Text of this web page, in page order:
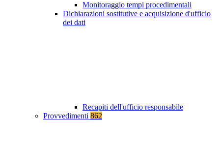
Monitoraggio tempi procedimentali
Dichiarazioni sostitutive e acquisizione d'ufficio
dei dati
Recapiti dell'ufficio responsabile
Provvedimenti 862